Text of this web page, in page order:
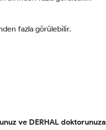
fazla görülebilir.
ve DERHAL doktorunuza